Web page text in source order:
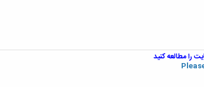
را مطالعه کنید